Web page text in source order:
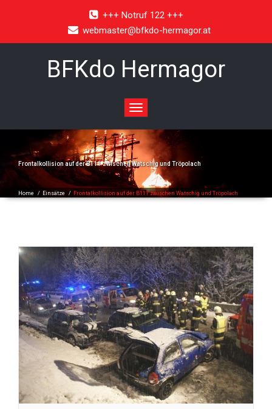
+++ Notruf 122 +++
webmaster@bfkdo-hermagor.at
BFKdo Hermagor
Toggle
navigation
Frontalkollision auf der B111 zwischen Watschig und Tröpolach
Home / Einsätze / Frontalkollision auf der B111 zwischen Watschig und Tröpolach